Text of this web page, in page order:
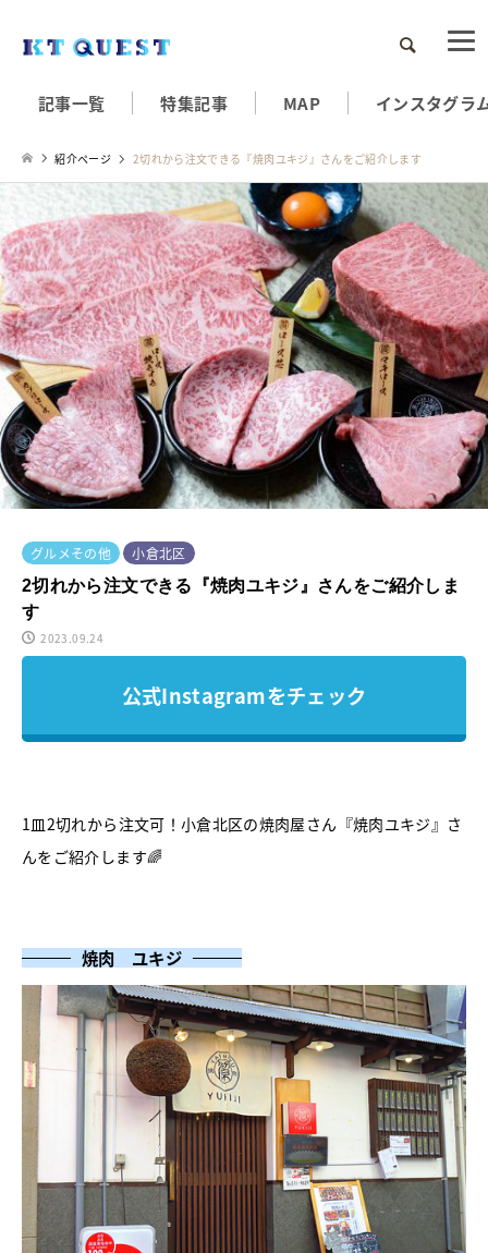
検索
記事一覧 特集記事 MAP インスタグラ
紹介ページ 2切れから注文できる『焼肉ユキジ』さんをご紹介します
グルメその他
小倉北区
2切れから注文できる『焼肉ユキジ』さんをご紹介しま
す
2023.09.24
公式Instagramをチェック
1皿2切れから注文可！小倉北区の焼肉屋さん『焼肉ユキジ』さ
んをご紹介します🌈
焼肉 ユキジ